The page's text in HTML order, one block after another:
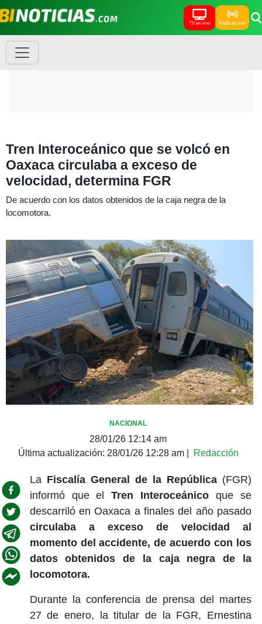
TV en vivo Radio en vivo
Tren Interoceánico que se volcó en
Oaxaca circulaba a exceso de
velocidad, determina FGR
De acuerdo con los datos obtenidos de la caja negra de la
locomotora.
NACIONAL
28/01/26 12:14 am
Última actualización: 28/01/26 12:28 am| Redacción
La Fiscalía General de la República(FGR)
informó que elTren Interoceánico que se
descarriló en Oaxaca a finales del año pasado
circulaba a exceso de velocidad al
momento del accidente, de acuerdo con los
datos obtenidos de la caja negra de la
locomotora.
Durante la conferencia de prensa del martes
27 de enero, la titular de la FGR, Ernestina